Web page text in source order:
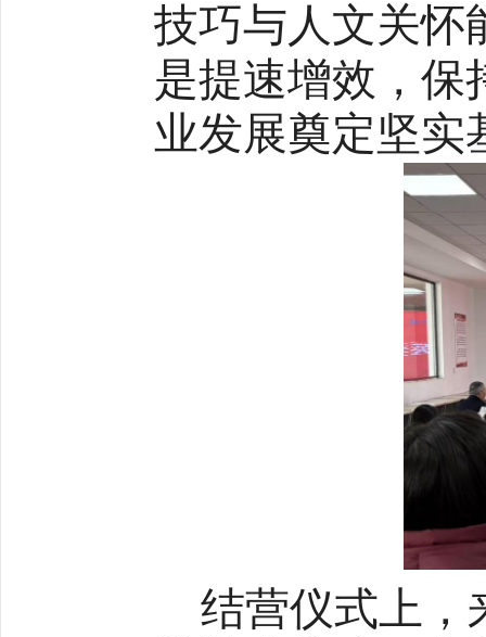
技巧与人文关怀
是提速增效，保
业发展奠定坚实
结营仪式上，